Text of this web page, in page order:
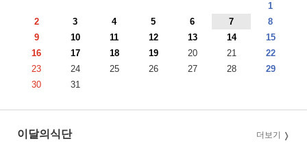
1
2
3 4 5 6 7
8
9
10 11 12 13 14
15
16
17 18 19 20 21
22
23
24 25 26 27 28
29
30
31
이달의식단 더보기